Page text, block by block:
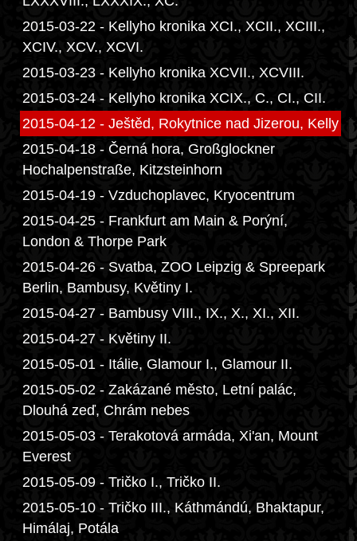
2015-03-22 - Kellyho kronika XCI., XCII., XCIII.,
XCIV., XCV., XCVI.
2015-03-23 - Kellyho kronika XCVII., XCVIII.
2015-03-24 - Kellyho kronika XCIX., C., CI., CII.
2015-04-12 - Ještěd, Rokytnice nad Jizerou, Kelly
2015-04-18 - Černá hora, Großglockner
Hochalpenstraße, Kitzsteinhorn
2015-04-19 - Vzduchoplavec, Kryocentrum
2015-04-25 - Frankfurt am Main & Porýní,
London & Thorpe Park
2015-04-26 - Svatba, ZOO Leipzig & Spreepark
Berlin, Bambusy, Květiny I.
2015-04-27 - Bambusy VIII., IX., X., XI., XII.
2015-04-27 - Květiny II.
2015-05-01 - Itálie, Glamour I., Glamour II.
2015-05-02 - Zakázané město, Letní palác,
Dlouhá zeď, Chrám nebes
2015-05-03 - Terakotová armáda, Xi'an, Mount
Everest
2015-05-09 - Tričko I., Tričko II.
2015-05-10 - Tričko III., Káthmándú, Bhaktapur,
Himálaj, Potála